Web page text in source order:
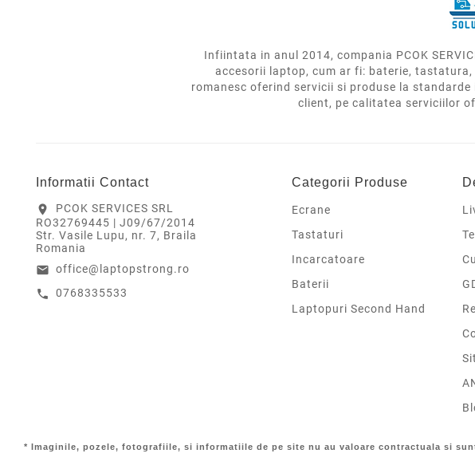
Infiintata in anul 2014, compania PCOK
accesorii laptop, cum ar fi: baterie,
romanesc oferind servicii si produse la
client, pe calitatea serviciilor
Informatii Contact
location_on
PCOK SERVICES SRL
RO32769445 | J09/67/2014
Str. Vasile Lupu, nr. 7, Braila
Romania
email office@laptopstrong.ro
call 0768335533
Categorii Produse
Ecrane
Tastaturi
Incarcatoare
Baterii
Laptopuri Second Hand
* Imaginile, pozele, fotografiile, si informatiile de pe site nu au valoare contractuala si